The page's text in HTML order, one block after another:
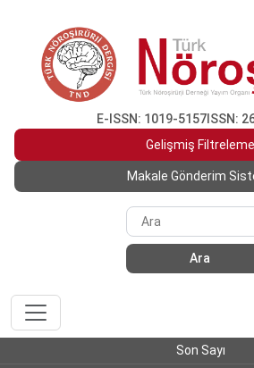
E-ISSN: 1019-5157 ISSN:
Gelişmiş Filtreleme
Makale Gönderim
Ara
Son Sayı